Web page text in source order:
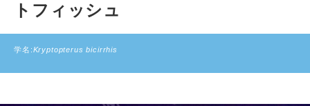
トフィッシュ
学名:Kryptopterus bicirrhis